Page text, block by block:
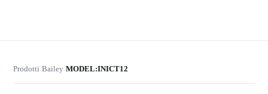
Prodotti›Bailey›MODEL:INICT12